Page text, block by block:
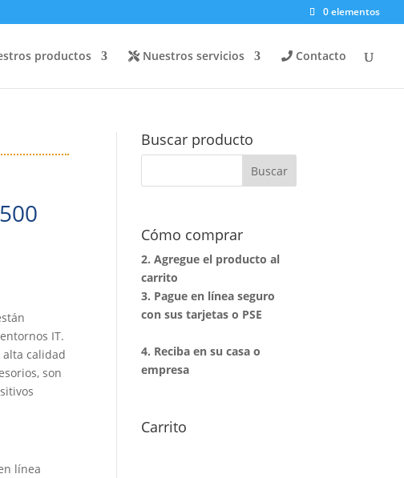
0 elementos
productos Nuestros servicios Contacto
IT.
calidad
son
línea
Buscar producto
Cómo comprar
2. Agregue el producto al
carrito
3. Pague en línea seguro
con sus tarjetas o PSE
4. Reciba en su casa o
empresa
Carrito